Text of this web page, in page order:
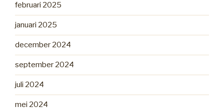
februari 2025
januari 2025
december 2024
september 2024
juli 2024
mei 2024